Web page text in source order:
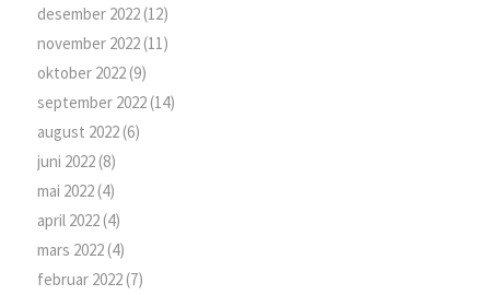
desember 2022(12)
november 2022(11)
oktober 2022(9)
september 2022(14)
august 2022(6)
juni 2022(8)
mai 2022(4)
april 2022(4)
mars 2022(4)
februar 2022(7)